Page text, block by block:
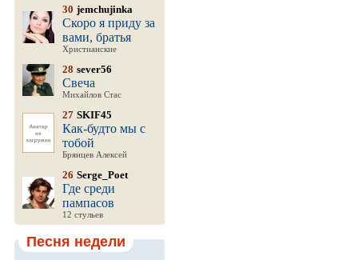
30 jemchujinka
Скоро я приду за
вами, братья
Христианские
28 sever56
Свеча
Михайлов Стас
27 SKIF45
Как-будто мы с
тобой
Брянцев Алексей
26 Serge_Poet
Где среди
пампасов
12 стульев
Песня недели